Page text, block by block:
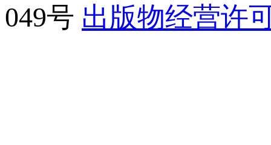
049号 出版物经营许